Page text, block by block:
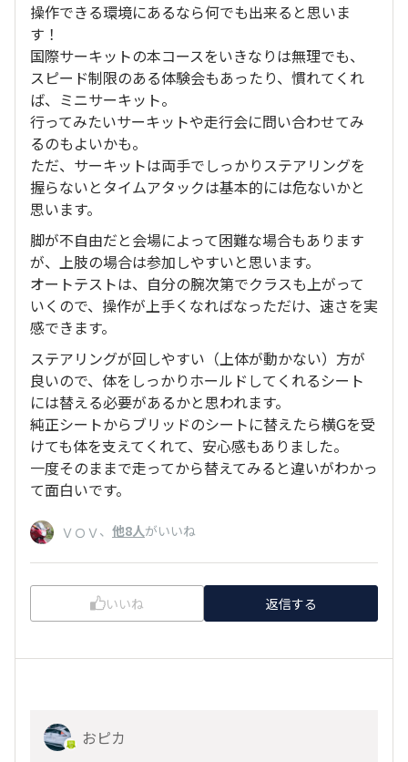
操作できる環境にあるなら何でも出来ると思いま
す！
国際サーキットの本コースをいきなりは無理でも、
スピード制限のある体験会もあったり、慣れてくれ
ば、ミニサーキット。
行ってみたいサーキットや走行会に問い合わせてみ
るのもよいかも。
ただ、サーキットは両手でしっかりステアリングを
握らないとタイムアタックは基本的には危ないかと
思います。
脚が不自由だと会場によって困難な場合もあります
が、上肢の場合は参加しやすいと思います。
オートテストは、自分の腕次第でクラスも上がって
いくので、操作が上手くなればなっただけ、速さを実
感できます。
ステアリングが回しやすい（上体が動かない）方が
良いので、体をしっかりホールドしてくれるシート
には替える必要があるかと思われます。
純正シートからブリッドのシートに替えたら横Gを受
けても体を支えてくれて、安心感もありました。
一度そのままで走ってから替えてみると違いがわかっ
て面白いです。
ＶＯＶ、 他8人がいいね
いいね 返信する
おピカ